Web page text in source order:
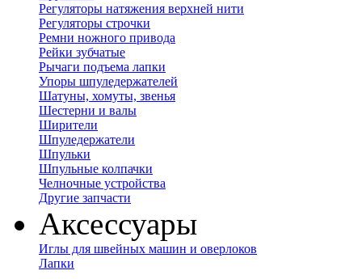
Регуляторы натяжения верхней нити
Регуляторы строчки
Ремни ножного привода
Рейки зубчатые
Рычаги подъема лапки
Упоры шпуледержателей
Шатуны, хомуты, звенья
Шестерни и валы
Ширители
Шпуледержатели
Шпульки
Шпульные колпачки
Челночные устройства
Другие запчасти
Аксессуары
Иглы для швейных машин и оверлоков
Лапки